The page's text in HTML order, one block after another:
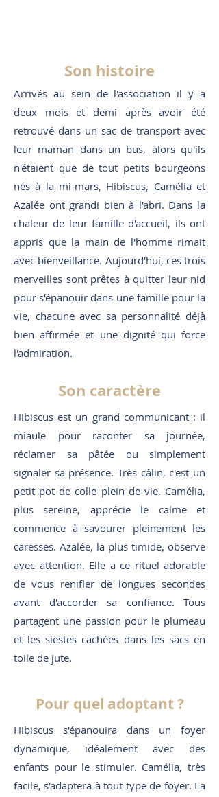
Son histoire
Arrivés au sein de l'association il y a
deux mois et demi après avoir été
retrouvé dans un sac de transport avec
leur maman dans un bus, alors qu'ils
n'étaient que de tout petits bourgeons
nés à la mi-mars, Hibiscus, Camélia et
Azalée ont grandi bien à l'abri. Dans la
chaleur de leur famille d'accueil, ils ont
appris que la main de l'homme rimait
avec bienveillance. Aujourd'hui, ces trois
merveilles sont prêtes à quitter leur nid
pour s'épanouir dans une famille pour la
vie, chacune avec sa personnalité déjà
bien affirmée et une dignité qui force
l'admiration.
Son caractère
Hibiscus est un grand communicant : il
miaule pour raconter sa journée,
réclamer sa pâtée ou simplement
signaler sa présence. Très câlin, c'est un
petit pot de colle plein de vie. Camélia,
plus sereine, apprécie le calme et
commence à savourer pleinement les
caresses. Azalée, la plus timide, observe
avec attention. Elle a ce rituel adorable
de vous renifler de longues secondes
avant d'accorder sa confiance. Tous
partagent une passion pour le plumeau
et les siestes cachées dans les sacs en
toile de jute.
Pour quel adoptant ?
Hibiscus s'épanouira dans un foyer
dynamique, idéalement avec des
enfants pour le stimuler. Camélia, très
facile, s'adaptera à tout type de foyer. La